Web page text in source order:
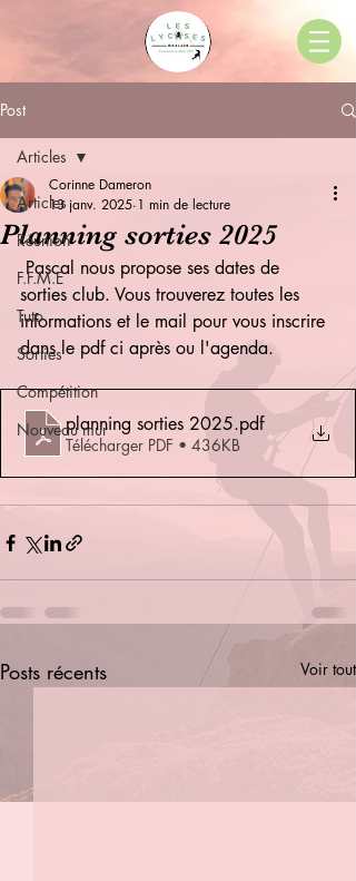
Post
Articles
Réunion
F.F.M.E
Tuto
Sorties
Compétition
Nouveau mur
Articles
Planning sorties 2025
Corinne Dameron
13 janv. 2025 1 min de lecture
Pascal nous propose ses dates de
sorties club. Vous trouverez toutes les
informations et le mail pour vous inscrire
dans le pdf ci après ou l'agenda.
planning sorties 2025.pdf
Télécharger PDF • 436KB
Posts récents Voir tout